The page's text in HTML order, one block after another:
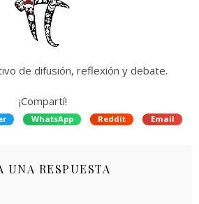
de difusión, reflexión y debate.
¡Compartí!
WhatsApp Reddit Email
UNA RESPUESTA